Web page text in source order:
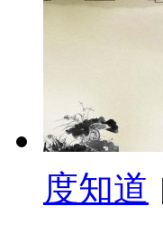
度知道